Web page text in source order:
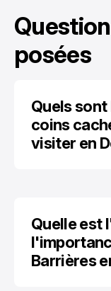
posées
Quels
coins
visiter en
Quelle est
Barrières